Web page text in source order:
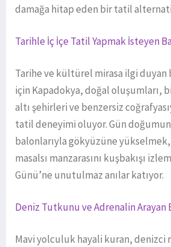
damağa hitap eden bir tatil
Tarihle İç İçe Tatil Yapmak İsteyen
Tarihe ve kültürel mirasa ilgi duyan
için Kapadokya, doğal oluşumları,
altı şehirleri ve benzersiz
tatil deneyimi oluyor. Gün
balonlarıyla gökyüzüne yükselmek,
masalsı manzarasını kuşbakışı
Günü’ne unutulmaz anılar katıyor.
Deniz Tutkunu ve Adrenalin Arayan
Mavi yolculuk hayali kuran, denizci